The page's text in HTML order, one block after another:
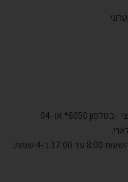
-בטלפון 6050 *
או 04-
השירות ניתן בימים ראשון עד חמישי בין השעות 8:00 עד 17:00 ב-4 שפות: